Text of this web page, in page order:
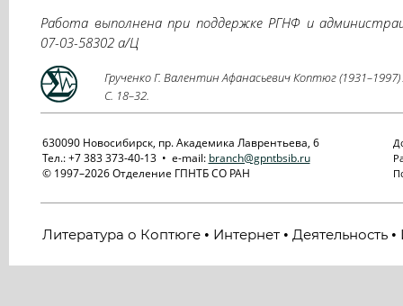
Работа выполнена при поддержке РГНФ и
07-03-58302 а/Ц
Грученко Г. Валентин Афанасьевич Коптюг
C. 18–32.
630090 Новосибирск, пр. Академика Лаврентьева, 6
Тел.: +7 383 373-40-13 • e-mail: branch@gpntbsib.ru
© 1997–2026 Отделение ГПНТБ СО РАН
Литература о Коптюге• Интернет• Деятельность•